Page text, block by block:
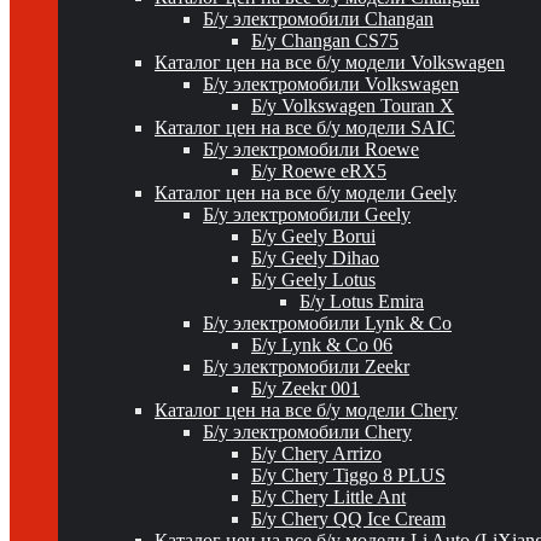
Б/у электромобили Changan
Б/у Changan CS75
Каталог цен на все б/у модели Volkswagen
Б/у электромобили Volkswagen
Б/у Volkswagen Touran X
Каталог цен на все б/у модели SAIC
Б/у электромобили Roewe
Б/у Roewe eRX5
Каталог цен на все б/у модели Geely
Б/у электромобили Geely
Б/у Geely Borui
Б/у Geely Dihao
Б/у Geely Lotus
Б/у Lotus Emira
Б/у электромобили Lynk & Co
Б/у Lynk & Co 06
Б/у электромобили Zeekr
Б/у Zeekr 001
Каталог цен на все б/у модели Chery
Б/у электромобили Chery
Б/у Chery Arrizo
Б/у Chery Tiggo 8 PLUS
Б/у Chery Little Ant
Б/у Chery QQ Ice Cream